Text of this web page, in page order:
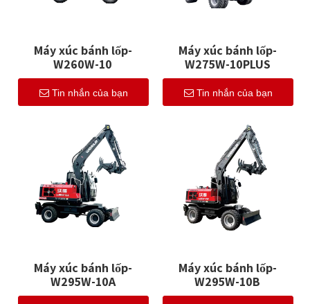
Máy xúc bánh lốp-
W260W-10
Tin nhắn của bạn
Máy xúc bánh lốp-
W275W-10PLUS
Tin nhắn của bạn
Máy xúc bánh lốp-
W295W-10A
Máy xúc bánh lốp-
W295W-10B